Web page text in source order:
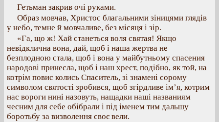
Гетьман закрив очі руками.
Образ мовчав, Христос благальними зіницями глядів
у небо, темне й мовчаливе, без місяця і зір.
«Га, що ж! Хай станеться воля святая! Якщо
невідклична вона, дай, щоб і наша жертва не
безплодною стала, щоб і вона у майбутньому спасения
народові принесла, щоб і наш хрест, подібно, як той, на
котрім повис колись Спаситель, зі знамені сорому
символом святості зробився, щоб згірдливе ім’я, котрим
нас вороги нині назовуть, нащадки наші названиям
чесним для себе обібрали і під іменем тим дальшу
боротьбу за визволення своє вели.